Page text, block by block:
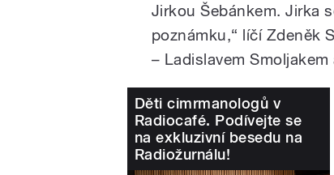
Jirkou Šebánkem. Jirka
poznámku,“ líčí Zdeněk
– Ladislavem
Děti cimrmanologů v
Radiocafé. Podívejte se
na exkluzivní besedu na
Radiožurnálu!